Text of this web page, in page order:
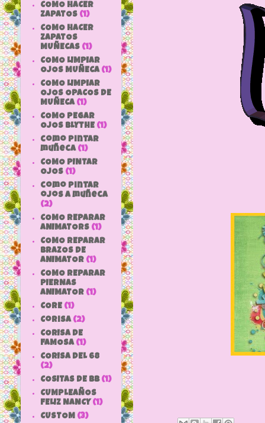
COMO HACER
ZAPATOS (1)
COMO HACER
ZAPATOS
MUÑECAS (1)
COMO LIMPIAR
OJOS MUÑECA (1)
COMO LIMPIAR
OJOS OPACOS DE
MUÑECA (1)
COMO PEGAR
OJOS BLYTHE (1)
como pintar
muñeca (1)
COMO PINTAR
OJOS (1)
como pintar
ojos a muñeca
(2)
COMO REPARAR
ANIMATORS (1)
COMO REPARAR
BRAZOS DE
ANIMATOR (1)
COMO REPARAR
PIERNAS
ANIMATOR (1)
CORE (1)
Corisa (2)
CORISA DE
FAMOSA (1)
CORISA DEL 68
(2)
COSITAS DE bb (1)
CUMPLEAÑOS
FELIZ NANCY (1)
CUSTOM (3)